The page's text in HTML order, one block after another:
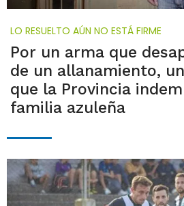
LO RESUELTO AÚN NO ESTÁ FIRME
Por un arma que
de un allanamiento,
que la Provincia
familia azuleña